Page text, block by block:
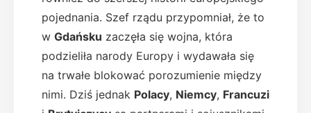
pojednania. Szef rządu przypomniał, że to
w Gdańsku zaczęła się wojna, która
podzieliła narody Europy i wydawała się
na trwałe blokować porozumienie między
nimi. Dziś jednak Polacy, Niemcy, Francuzi